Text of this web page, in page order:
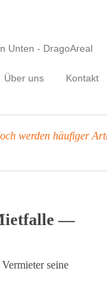
Unten - DragoAreal
Über uns Kontakt
werden häufiger
—
seine